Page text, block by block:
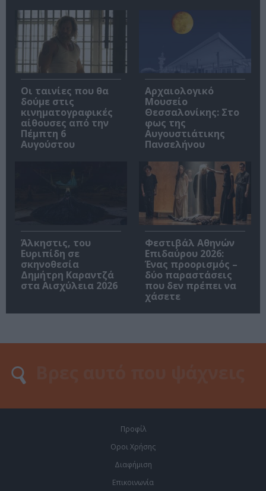
Οι ταινίες που θα
δούμε στις
κινηματογραφικές
αίθουσες από την
Πέμπτη 6
Αυγούστου
Αρχαιολογικό
Μουσείο
Θεσσαλονίκης: Στο
φως της
Αυγουστιάτικης
Πανσελήνου
Άλκηστις, του
Ευριπίδη σε
σκηνοθεσία
Δημήτρη Καραντζά
στα Αισχύλεια 2026
Φεστιβάλ Αθηνών
Επιδαύρου 2026:
Ένας προορισμός –
δύο παραστάσεις
που δεν πρέπει να
χάσετε
Προφίλ
Οροι Χρήσης
Διαφήμιση
Επικοινωνία